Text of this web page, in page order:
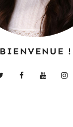
BIENVENUE !